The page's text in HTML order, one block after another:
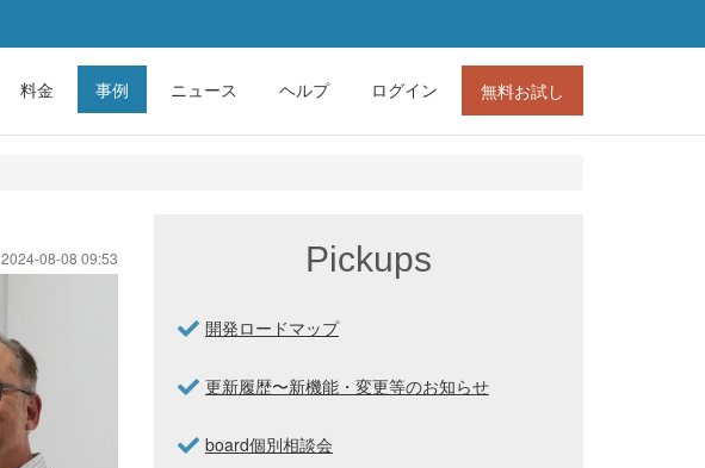
料金 事例 ニュース ヘルプ ログイン 無料お試し
2024-08-08 09:53 Pickups
開発ロードマップ
更新履歴〜新機能・変更等のお知らせ
board個別相談会